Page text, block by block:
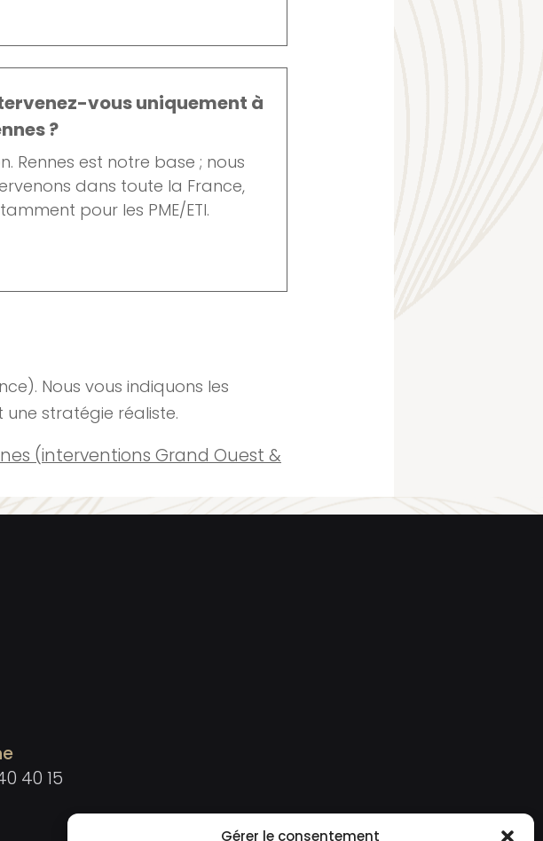
Gérer le consentement
vous uniquement à
?
Rennes est notre base ; nous
dans toute la France,
pour les PME/ETI.
Nous vous indiquons les
stratégie réaliste.
(interventions Grand Ouest &
40 15